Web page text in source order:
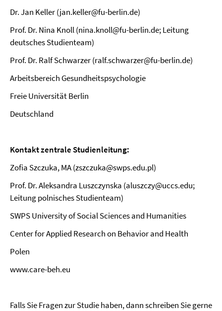
Dr. Jan Keller (jan.keller@fu-berlin.de)
Prof. Dr. Nina Knoll (nina.knoll@fu-berlin.de; Leitung
deutsches Studienteam)
Prof. Dr. Ralf Schwarzer (ralf.schwarzer@fu-berlin.de)
Arbeitsbereich Gesundheitspsychologie
Freie Universität Berlin
Deutschland
Kontakt zentrale Studienleitung:
Zofia Szczuka, MA (zszczuka@swps.edu.pl)
Prof. Dr. Aleksandra Luszczynska (aluszczy@uccs.edu;
Leitung polnisches Studienteam)
SWPS University of Social Sciences and Humanities
Center for Applied Research on Behavior and Health
Polen
www.care-beh.eu
Falls Sie Fragen zur Studie haben, dann schreiben Sie gerne